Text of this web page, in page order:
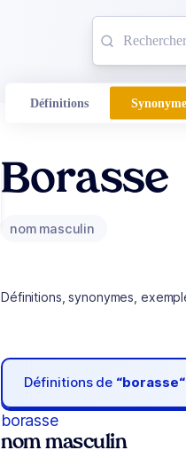
Définitions
Borasse
nom masculin
Définitions, synonymes,
Définitions de “borasse“
borasse
nom masculin